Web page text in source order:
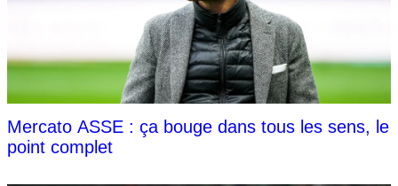
Mercato ASSE : ça bouge dans tous les sens, le
point complet